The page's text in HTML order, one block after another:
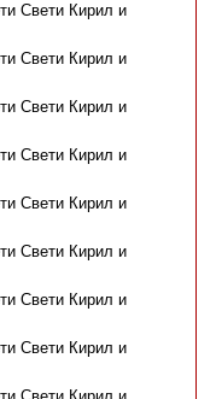
Свети Кирил и
Свети Кирил и
Свети Кирил и
Свети Кирил и
Свети Кирил и
Свети Кирил и
Свети Кирил и
Свети Кирил и